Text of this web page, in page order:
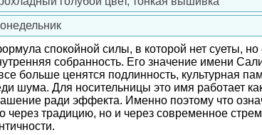
спокойной силы, в которой нет суеты, но
собранность. Его значение имени
больше ценятся подлинность, культурная
шума. Для носительницы это имя работает
ради эффекта. Именно поэтому что
через традицию, но и через современное